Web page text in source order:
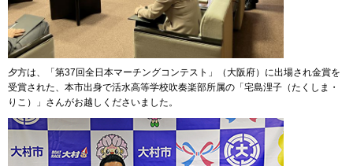
夕方は、「第37回全日本マーチングコンテスト」（大阪府）に出場され金賞を
受賞された、本市出身で活水高等学校吹奏楽部所属の「宅島浬子（たくしま・
りこ）」さんがお越しくださいました。